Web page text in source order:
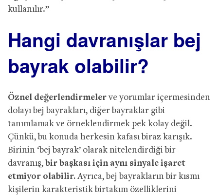
kullanılır.”
Hangi davranışlar bej
bayrak olabilir?
Öznel değerlendirmelerve yorumlar içermesinden
dolayı bej bayrakları, diğer bayraklar gibi
tanımlamak ve örneklendirmek pek kolay değil.
Çünkü, bu konuda herkesin kafası biraz karışık.
Birinin ‘bej bayrak’ olarak nitelendirdiği bir
davranış, bir başkası için aynı sinyale işaret
etmiyor olabilir. Ayrıca, bej bayrakların bir kısmı
kişilerin karakteristik birtakım özelliklerini